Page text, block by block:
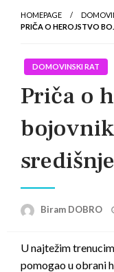
HOMEPAGE
PRIČA O HEROJSTVO
DOMOVINSKI RAT
Priča o
Biram DOBRO
U najtežim
pomogao u obrani